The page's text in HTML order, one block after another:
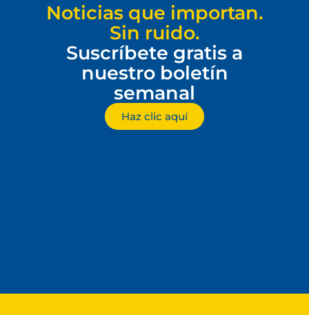
Noticias que importan.
Sin ruido.
Suscríbete gratis a
nuestro boletín
semanal
Haz clic aquí